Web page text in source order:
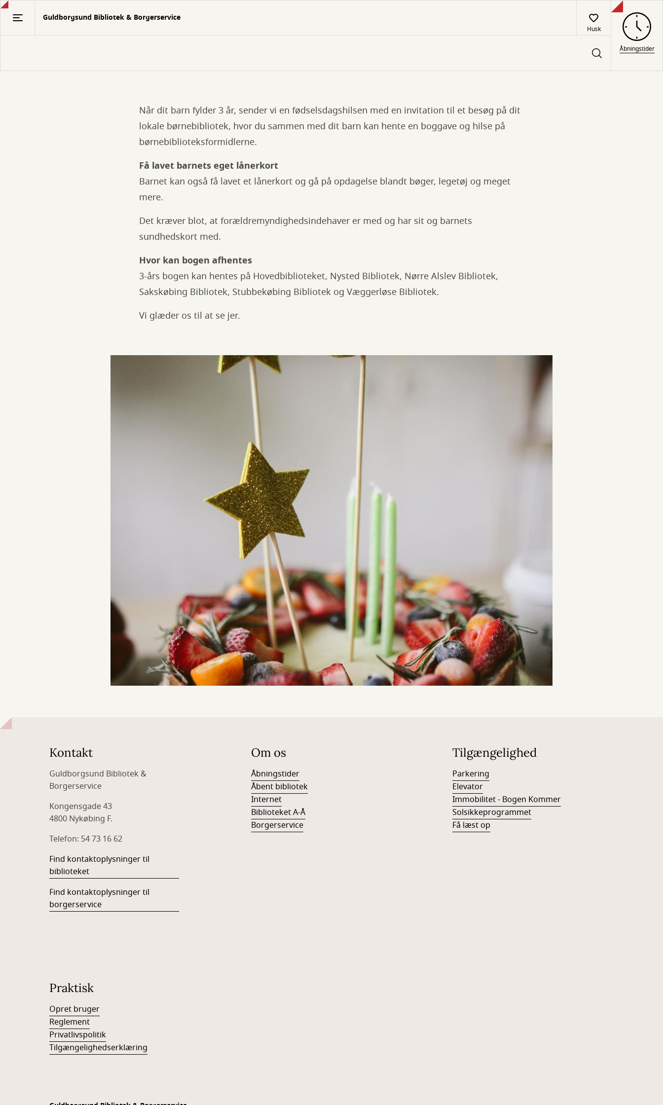
Gå
Guldborgsund Bibliotek & Borgerservice
Husk
Åbningstider
Når dit barn fylder 3 år, sender vi en fødselsdagshilsen med en invitation til et besøg på dit
lokale børnebibliotek, hvor du sammen med dit barn kan hente en boggave og hilse på
børnebiblioteksformidlerne.
Få lavet barnets eget lånerkort
Barnet kan også få lavet et lånerkort og gå på opdagelse blandt bøger, legetøj og meget
mere.
Det kræver blot, at forældremyndighedsindehaver er med og har sit og barnets
sundhedskort med.
Hvor kan bogen afhentes
3-års bogen kan hentes på Hovedbiblioteket, Nysted Bibliotek, Nørre Alslev Bibliotek,
Sakskøbing Bibliotek, Stubbekøbing Bibliotek og Væggerløse Bibliotek.
Vi glæder os til at se jer.
Kontakt
Guldborgsund Bibliotek &
Borgerservice
Kongensgade 43
4800 Nykøbing F.
Telefon: 54 73 16 62
Find kontaktoplysninger til
biblioteket
Find kontaktoplysninger til
borgerservice
Om os
Åbningstider
Åbent bibliotek
Internet
Biblioteket A-Å
Borgerservice
Tilgængelighed
Parkering
Elevator
Immobilitet - Bogen Kommer
Solsikkeprogrammet
Få læst op
Praktisk
Opret bruger
Reglement
Privatlivspolitik
Tilgængelighedserklæring